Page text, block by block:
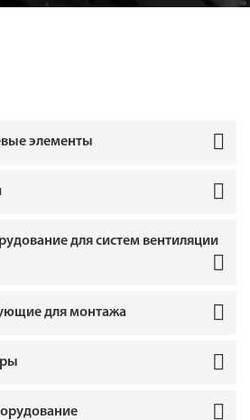
элементы
для систем вентиляции
для монтажа